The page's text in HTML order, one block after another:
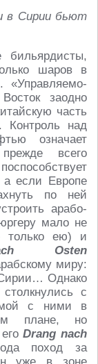
в Сирии бьют
бильярдисты,
шаров в
заодно
часть
Контроль над
означает
всего
если Европе
по ней
арабо-
мало не
только ею) и
Osten
миру:
Однако
с
с ними в
плане, но
егоDrang nach
поход за